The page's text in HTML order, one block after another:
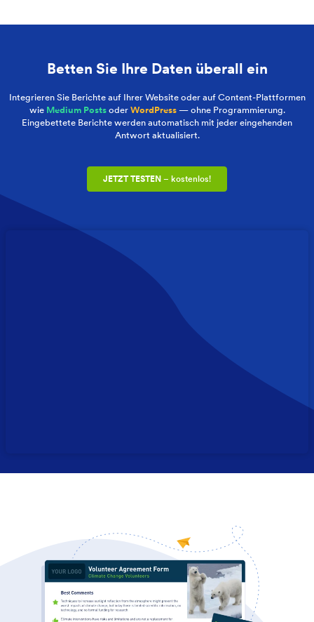
Betten Sie Ihre Daten überall ein
Integrieren Sie Berichte auf Ihrer Website oder auf Content-Plattformen
wie Medium PostsoderWordPress— ohne Programmierung.
Eingebettete Berichte werden automatisch mit jeder eingehenden
Antwort aktualisiert.
JETZT TESTEN – kostenlos!